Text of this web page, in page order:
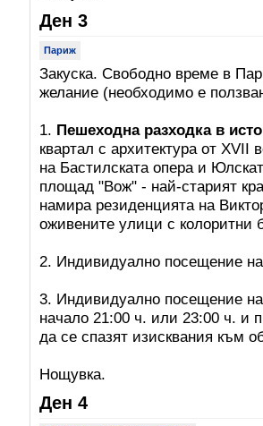
Ден 3
Париж
Закуска. Свободно време в
желание (необходимо е
1. Пешеходна разходка в
квартал с архитектура от
на Бастилската опера и
площад "Вож" - най-старият
намира резиденцията на
оживените улици с колоритни
2. Индивидуално посещение
3. Индивидуално посещение
начало 21:00 ч. или 23:00 ч. и
да се спазят изисквания към
Нощувка.
Ден 4